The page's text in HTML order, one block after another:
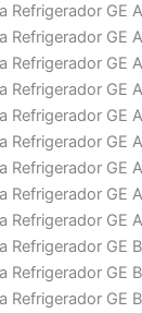
Refrigerador GE
Refrigerador GE
Refrigerador GE
Refrigerador GE
Refrigerador GE
Refrigerador GE
Refrigerador GE
Refrigerador GE
Refrigerador GE
Refrigerador GE
Refrigerador GE
Refrigerador GE